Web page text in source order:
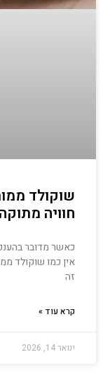
שוקולד
חוויה
כאשר מדובר
אין כמו שוקולד
זה
קרא עוד »
ינואר 14, 2026